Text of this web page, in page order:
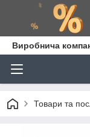
Виробнича
Товари та